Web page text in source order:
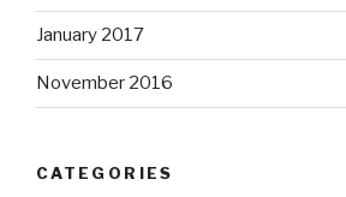
January 2017
November 2016
CATEGORIES